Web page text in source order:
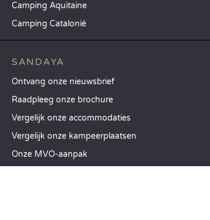
Camping Aquitaine
Camping Catalonië
SANDAYA
Ontvang onze nieuwsbrief
Raadpleeg onze brochure
Vergelijk onze accommodaties
Vergelijk onze kampeerplaatsen
Onze MVO-aanpak